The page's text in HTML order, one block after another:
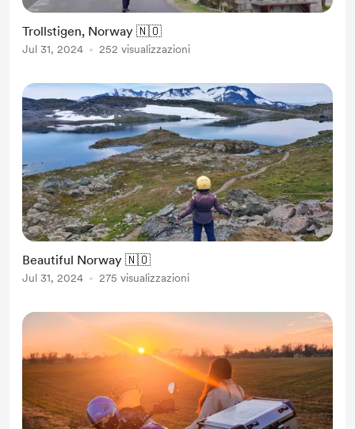
Trollstigen, Norway 🇳🇴
Jul 31, 2024 252 visualizzazioni
Beautiful Norway 🇳🇴
Jul 31, 2024 275 visualizzazioni